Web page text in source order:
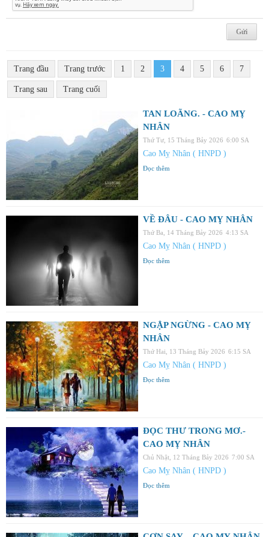
Trang đầu Trang trước 1 2 3 4 5 6 7
Trang sau Trang cuối
TAN LOÃNG. - CAO MỴ
NHÂN
Thứ Tư, 15 Tháng Bảy 2026 6:00 SA
Cao Mỵ Nhân ( HNPD )
Đọc thêm
VỀ ĐÂU - CAO MỴ NHÂN
Thứ Ba, 14 Tháng Bảy 2026 4:13 SA
Cao Mỵ Nhân ( HNPD )
Đọc thêm
NGẬP NGỪNG - CAO MỴ
NHÂN
Thứ Hai, 13 Tháng Bảy 2026 6:15 SA
Cao Mỵ Nhân ( HNPD )
Đọc thêm
ĐỌC THƯ TRONG MƠ.-
CAO MỴ NHÂN
Chủ Nhật, 12 Tháng Bảy 2026 7:00 SA
Cao Mỵ Nhân ( HNPD )
Đọc thêm